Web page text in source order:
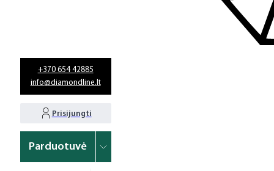
+370 654 42885
info@diamondline.lt
Prisijungti
Parduotuvė